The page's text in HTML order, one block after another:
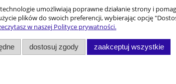
Koszty dostawy i konto
Dane kontaktowe
umożliwiają poprawne działanie strony i
plików do swoich preferencji, wybierając opcję
w naszej Polityce prywatności.
dostosuj zgody zaakceptuj wszystkie